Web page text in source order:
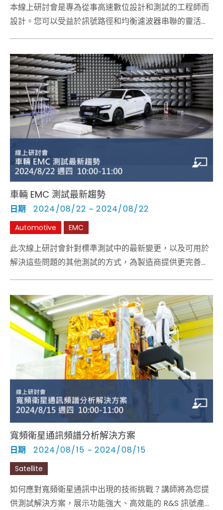
本線上研討會是專為從事高速數位設計和測試的工程師而
設計。您可以受益於訊號路徑和均衡濾波器串聯的靈活定
車輛 EMC 測試最新趨勢
日期 2024/08/22 ~ 2024/08/22
Automotive EMC
此次線上研討會針對標準測試中的最新變更，以及可用於
解決這些問題的其他測試的方式，為製造商提供更完善的
寬頻衛星通訊頻譜分析解決方案
日期 2024/08/15 ~ 2024/08/15
Satellite
如何應對寬頻衛星通訊中出現的技術挑戰？講師將為您提
供測試解決方案，展示功能強大、高效能的 R&S 訊號產生